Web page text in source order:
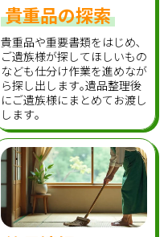
貴重品の探索
貴重品や重要書類をはじめ､
ご遺族様が探してほしいもの
なども仕分け作業を進めなが
ら探し出します｡遺品整理後
にご遺族様にまとめてお渡し
します｡